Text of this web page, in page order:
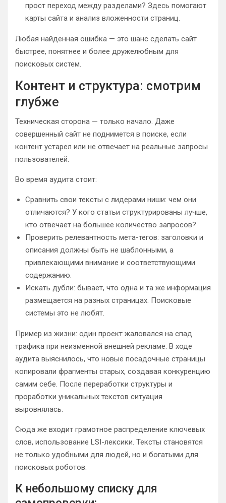
прост переход между разделами? Здесь помогают
карты сайта и анализ вложенности страниц.
Любая найденная ошибка — это шанс сделать сайт
быстрее, понятнее и более дружелюбным для
поисковых систем.
Контент и структура: смотрим
глубже
Техническая сторона — только начало. Даже
совершенный сайт не поднимется в поиске, если
контент устарел или не отвечает на реальные запросы
пользователей.
Во время аудита стоит:
Сравнить свои тексты с лидерами ниши: чем они
отличаются? У кого статьи структурированы лучше,
кто отвечает на большее количество запросов?
Проверить релевантность мета-тегов: заголовки и
описания должны быть не шаблонными, а
привлекающими внимание и соответствующими
содержанию.
Искать дубли: бывает, что одна и та же информация
размещается на разных страницах. Поисковые
системы это не любят.
Пример из жизни: один проект жаловался на спад
трафика при неизменной внешней рекламе. В ходе
аудита выяснилось, что новые посадочные страницы
копировали фрагменты старых, создавая конкуренцию
самим себе. После переработки структуры и
проработки уникальных текстов ситуация
выровнялась.
Сюда же входит грамотное распределение ключевых
слов, использование LSI-лексики. Тексты становятся
не только удобными для людей, но и богатыми для
поисковых роботов.
К небольшому списку для